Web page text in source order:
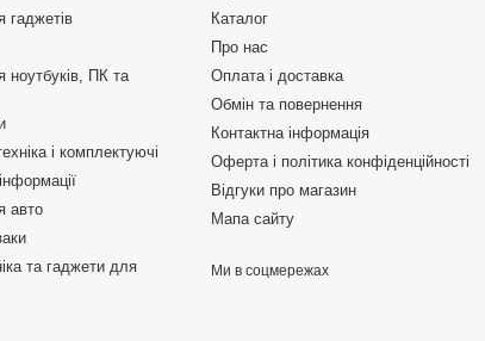
гаджетів
ноутбуків, ПК та
і комплектуючі
авто
та гаджети для
Каталог
Про нас
Оплата і доставка
Обмін та повернення
Контактна інформація
Оферта і політика конфіденційності
Відгуки про магазин
Мапа сайту
Ми в соцмережах